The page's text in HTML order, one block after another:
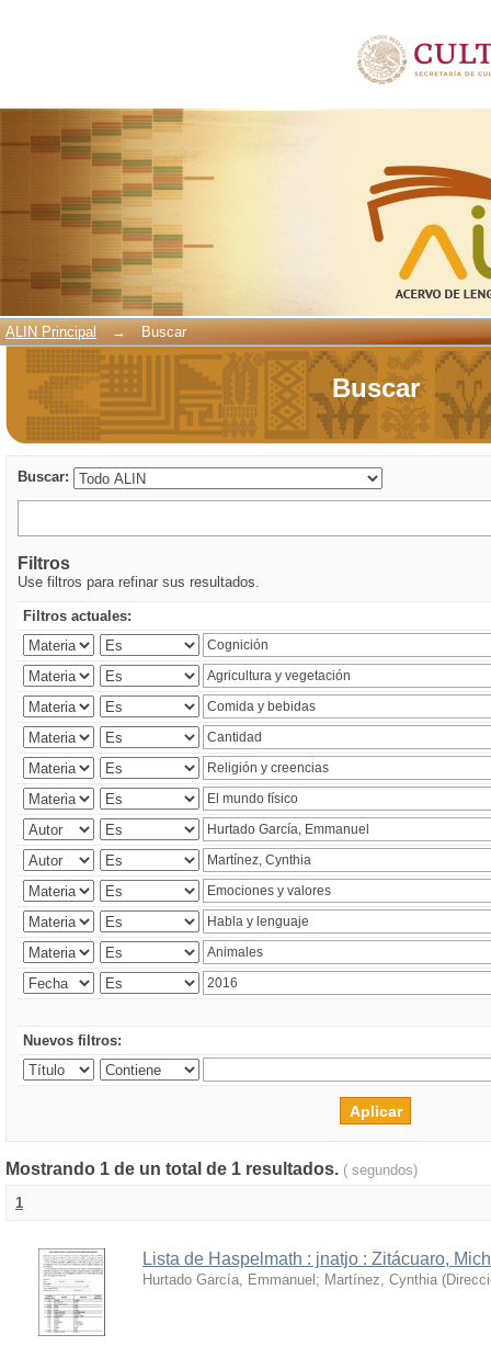
ALIN Principal → Buscar
Buscar
Buscar:
Filtros
Use filtros para refinar sus resultados.
Filtros actuales:
Nuevos filtros:
Mostrando 1 de un total de 1 resultados. ( segundos)
1
Lista de Haspelmath : jnatjo : Zitácuaro,
Hurtado García, Emmanuel ; Martínez, Cynthia (